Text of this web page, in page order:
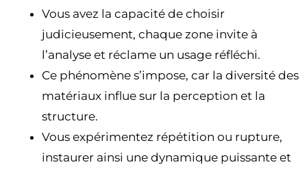
Vous avez la capacité de choisir
judicieusement, chaque zone invite à
l’analyse et réclame un usage réfléchi.
Ce phénomène s’impose, car la diversité des
matériaux influe sur la perception et la
structure.
Vous expérimentez répétition ou rupture,
instaurer ainsi une dynamique puissante et